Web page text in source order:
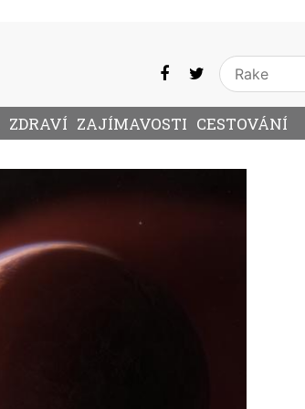
ZDRAVÍ ZAJÍMAVOSTI CESTOVÁNÍ